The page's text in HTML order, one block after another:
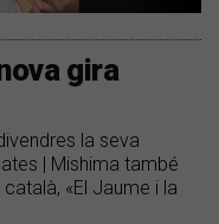
gira
la seva
| Mishima també
«El Jaume i la